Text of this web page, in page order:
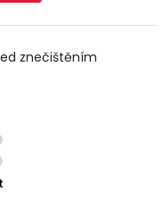
znečištěním